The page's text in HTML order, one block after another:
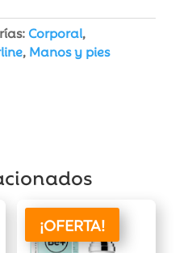
Corporal,
, Manos y pies
¡OFERTA!